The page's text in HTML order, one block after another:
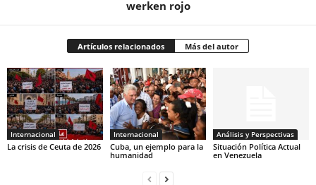
werken rojo
Artículos relacionados Más del autor
Internacional
La crisis de Ceuta de 2026
Internacional
Cuba, un ejemplo para la
humanidad
Análisis y Perspectivas
Situación Política Actual
en Venezuela